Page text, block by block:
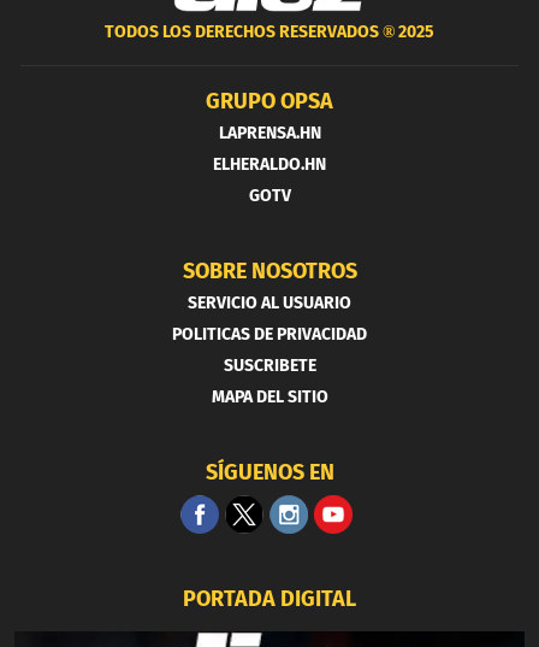
TODOS LOS DERECHOS RESERVADOS ®2025
GRUPO OPSA
LAPRENSA.HN
ELHERALDO.HN
GOTV
SOBRE NOSOTROS
SERVICIO AL USUARIO
POLITICAS DE PRIVACIDAD
SUSCRIBETE
MAPA DEL SITIO
SÍGUENOS EN
PORTADA DIGITAL